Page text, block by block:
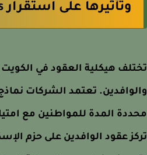
وتأثيرها على استقرار airline jobs
هيكلية العقود في الكويت
تعتمد الشركات نماذج
المدة للمواطنين مع
عقود الوافدين على حزم